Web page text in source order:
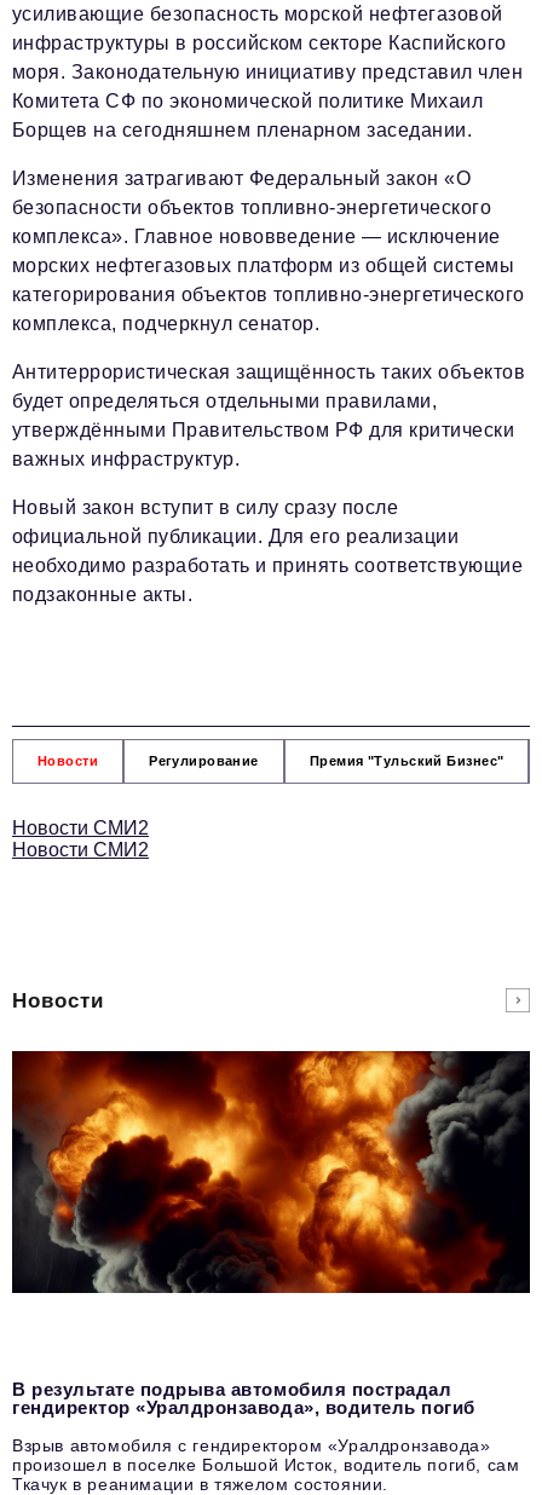
podpiska@business-magazine.online
Отдел по работе с партнерами
partner@business-magazine.online
усиливающие безопасность морской нефтегазовой
инфраструктуры в российском секторе Каспийского
моря. Законодательную инициативу представил член
Комитета СФ по экономической политике Михаил
Борщев на сегодняшнем пленарном заседании.
Изменения затрагивают Федеральный закон «О
безопасности объектов топливно‑энергетического
комплекса». Главное нововведение — исключение
морских нефтегазовых платформ из общей системы
категорирования объектов топливно‑энергетического
комплекса, подчеркнул сенатор.
Антитеррористическая защищённость таких объектов
будет определяться отдельными правилами,
утверждёнными Правительством РФ для критически
важных инфраструктур.
Новый закон вступит в силу сразу после
официальной публикации. Для его реализации
необходимо разработать и принять соответствующие
подзаконные акты.
Новости Регулирование Премия "Тульский Бизнес"
Новости СМИ2
Новости СМИ2
Новости
В результате подрыва автомобиля пострадал
гендиректор «Уралдронзавода», водитель погиб
Взрыв автомобиля с гендиректором «Уралдронзавода»
произошел в поселке Большой Исток, водитель погиб, сам
Ткачук в реанимации в тяжелом состоянии.